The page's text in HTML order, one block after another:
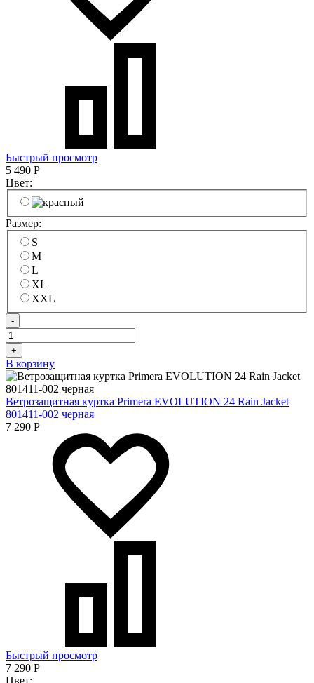
Быстрый просмотр
5 490 Р
Цвет:
Размер:
S
M
L
XL
XXL
-
+
В корзину
Ветрозащитная куртка Primera EVOLUTION 24 Rain Jacket
801411-002 черная
7 290 Р
Быстрый просмотр
7 290 Р